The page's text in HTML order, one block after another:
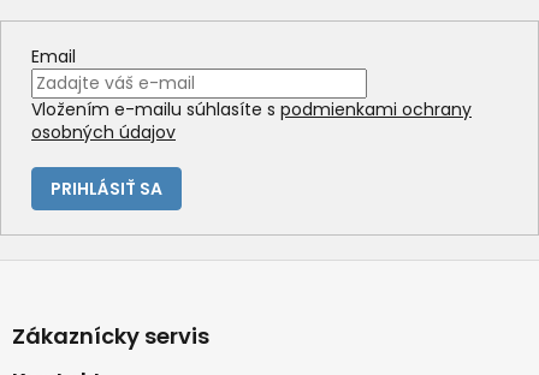
Email
Vložením e-mailu súhlasíte s podmienkami ochrany
osobných údajov
PRIHLÁSIŤ SA
p
äZákaznícky servis